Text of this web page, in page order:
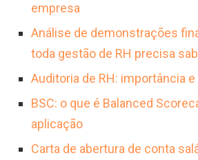
empresa
Análise de demonstrações
toda gestão de RH precisa
Auditoria de RH: importância
BSC: o que é Balanced
aplicação
Carta de abertura de conta